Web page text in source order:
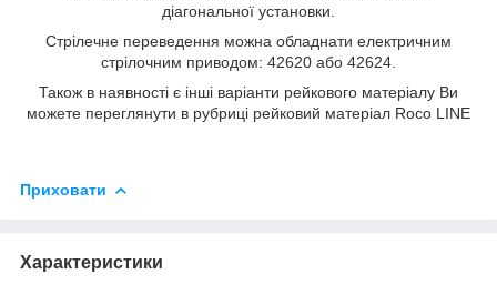
діагональної установки.
Стрілечне переведення можна обладнати електричним
стрілочним приводом: 42620 або 42624.
Також в наявності є інші варіанти рейкового матеріалу Ви
можете переглянути в рубриці рейковий матеріал Roco LINE
Приховати
Характеристики